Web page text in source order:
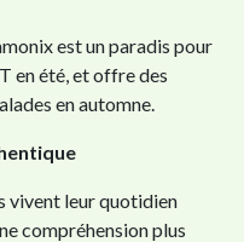
est un paradis pour
en été, et offre des
en automne.
vivent leur quotidien
compréhension plus